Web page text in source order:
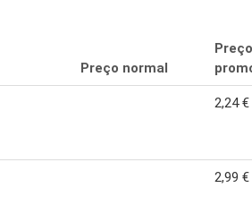
Preço normal
Preço
2,24 €
2,99 €